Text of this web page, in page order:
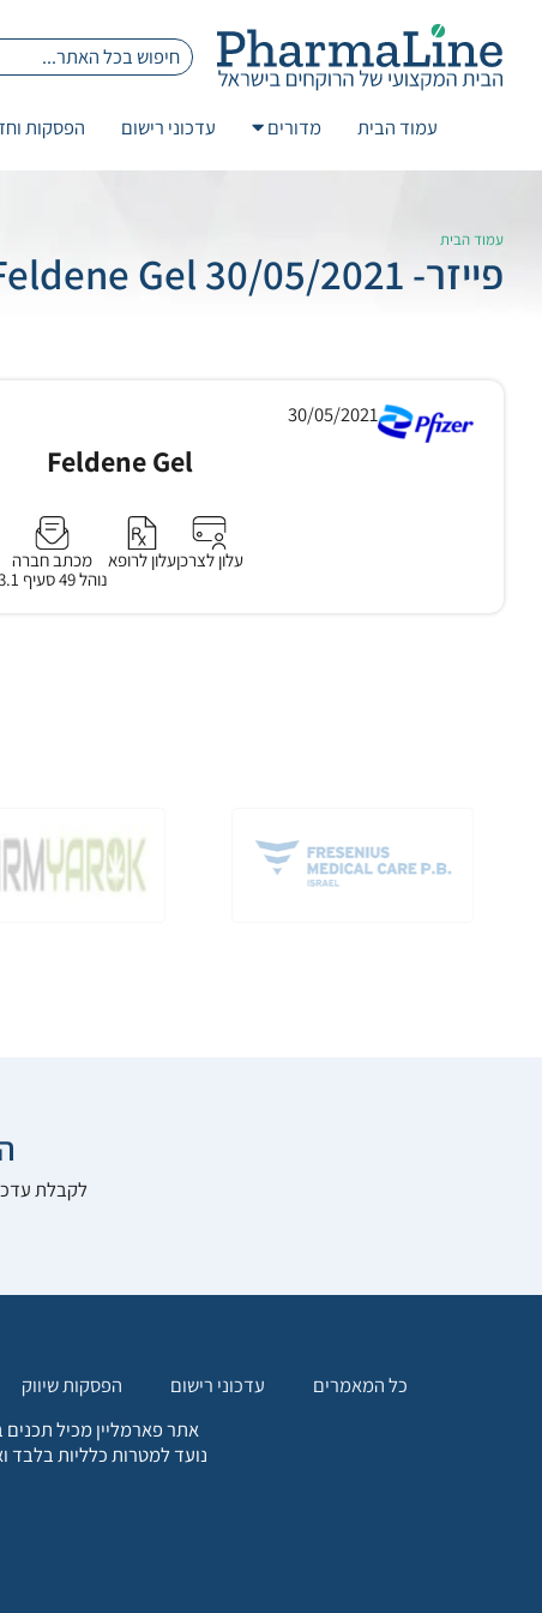
עמוד הבית מדורים עדכוני רישום הפסקות
עמוד הבית
פייזר- 30/05/2021 Feldene Gel
30/05/2021
Feldene Gel
עלון לצרכןעלון לרופא
מכתב חברה
נוהל 49 סעיף 3.1
לקבלת
כל המאמרים עדכוני רישום הפסקות שיווק
אתר פארמליין מכיל
נועד למטרות כלליות בלבד